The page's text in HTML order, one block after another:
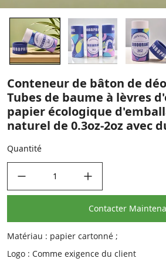
Conteneur de bâton de
Tubes de baume à lèvres
papier écologique
naturel de 0.3oz-2oz avec
Quantité
Contacter
Matériau : papier cartonné ;
Logo : Comme exigence du client